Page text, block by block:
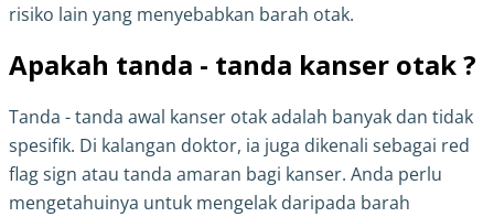
risiko lain yang menyebabkan barah otak.
Apakah tanda - tanda kanser otak ?
Tanda - tanda awal kanser otak adalah banyak dan tidak
spesifik. Di kalangan doktor, ia juga dikenali sebagai red
flag sign atau tanda amaran bagi kanser. Anda perlu
mengetahuinya untuk mengelak daripada barah